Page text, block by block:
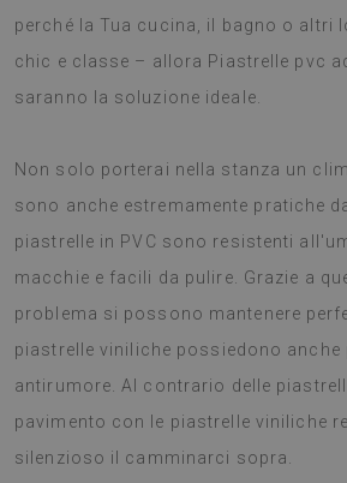
perché la Tua cucina, il bagno o altri
chic e classe – allora Piastrelle pvc
saranno la soluzione ideale.
Non solo porterai nella stanza un
sono anche estremamente pratiche
piastrelle in PVC sono resistenti
macchie e facili da pulire. Grazie a
problema si possono mantenere
piastrelle viniliche possiedono anche
antirumore. Al contrario delle
pavimento con le piastrelle viniliche
silenzioso il camminarci sopra.